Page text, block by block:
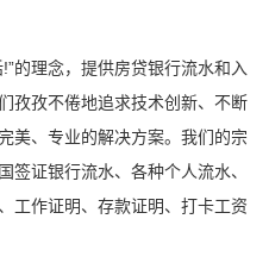
的理念，提供房贷银行流水和入
孜孜不倦地追求技术创新、不断
美、专业的解决方案。我们的宗
签证银行流水、各种个人流水、
工作证明、存款证明、打卡工资